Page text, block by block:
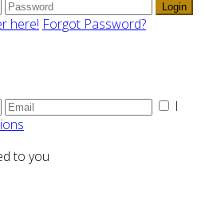
Login
here! Forgot Password?
I
to you